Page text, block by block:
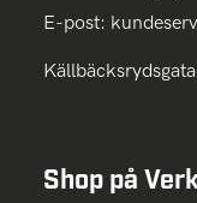
E-post:
Shop på